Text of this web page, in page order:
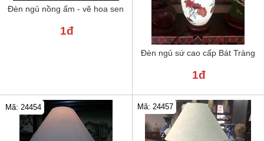
Đèn ngủ nồng ấm - vẽ hoa sen
1đ
Đèn ngủ sứ cao cấp Bát Tràng
1đ
Mã: 24454 Mã: 24457